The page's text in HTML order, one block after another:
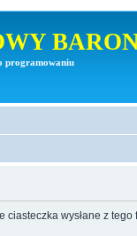
programowaniu
ciasteczka wysłane z tego